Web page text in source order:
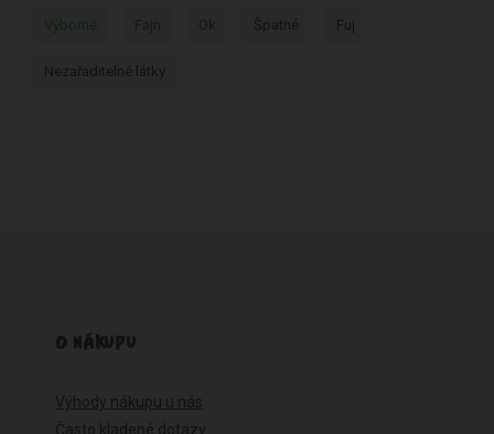
Výborné Fajn Ok Špatné Fuj
Nezařaditelné látky
O NÁKUPU
Výhody nákupu u nás
Často kladené dotazy